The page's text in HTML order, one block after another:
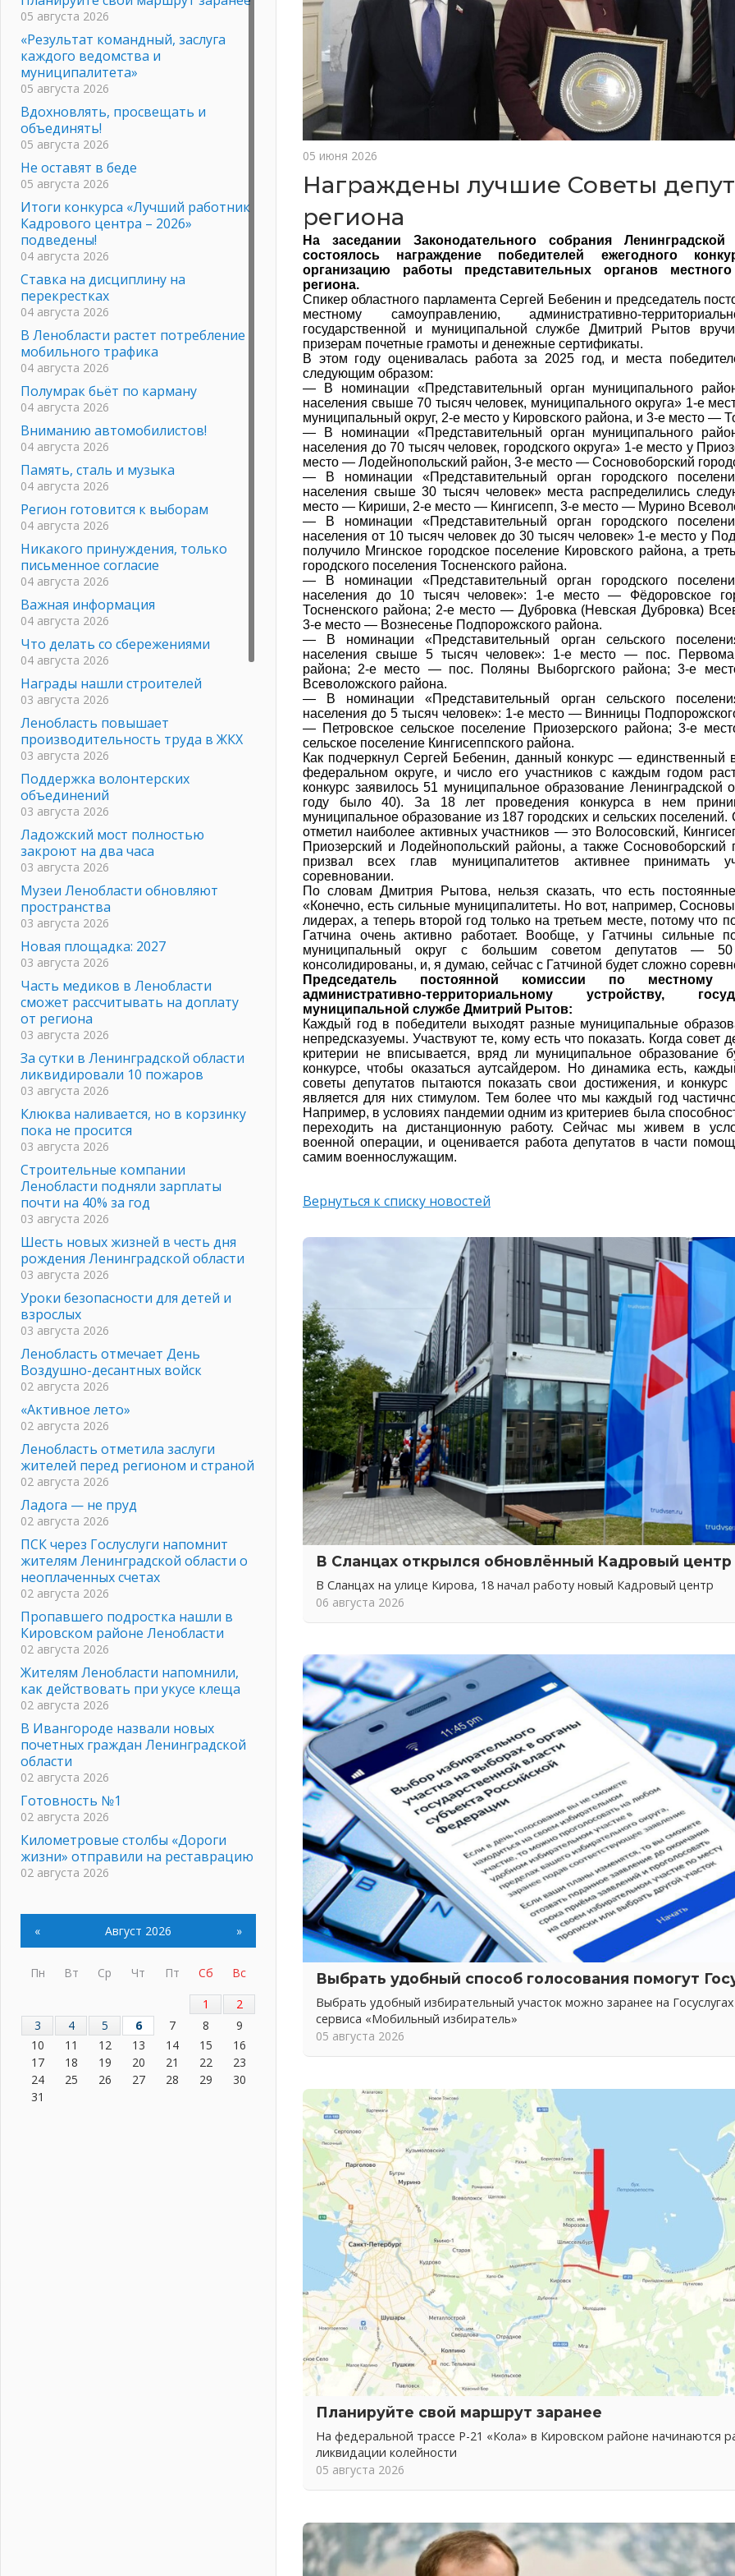
05 июня 2026
Награждены лучшие Советы
региона
На заседании Законодательного собрания
состоялось награждение победителей ежегодного
организацию работы представительных органов
региона.
Спикер областного парламента Сергей Бебенин и председатель
местному самоуправлению, административно-
государственной и муниципальной службе Дмитрий Рытов
призерам почетные грамоты и денежные сертификаты.
В этом году оценивалась работа за 2025 год, и места
следующим образом:
— В номинации «Представительный орган муниципального
населения свыше 70 тысяч человек, муниципального округа» 1-е
муниципальный округ, 2-е место у Кировского района, и 3-е место —
— В номинации «Представительный орган муниципального
населения до 70 тысяч человек, городского округа» 1-е место у
место — Лодейнопольский район, 3-е место — Сосновоборский
— В номинации «Представительный орган городского
населения свыше 30 тысяч человек» места распределились
место — Кириши, 2-е место — Кингисепп, 3-е место — Мурино
— В номинации «Представительный орган городского
населения от 10 тысяч человек до 30 тысяч человек» 1-е место у
получило Мгинское городское поселение Кировского района, а
городского поселения Тосненского района.
— В номинации «Представительный орган городского
населения до 10 тысяч человек»: 1-е место — Фёдоровское
Тосненского района; 2-е место — Дубровка (Невская Дубровка)
3-е место — Вознесенье Подпорожского района.
— В номинации «Представительный орган сельского
населения свыше 5 тысяч человек»: 1-е место — пос.
района; 2-е место — пос. Поляны Выборгского района; 3-е
Всеволожского района.
— В номинации «Представительный орган сельского
населения до 5 тысяч человек»: 1-е место — Винницы
— Петровское сельское поселение Приозерского района; 3-е
сельское поселение Кингисеппского района.
Как подчеркнул Сергей Бебенин, данный конкурс — единственный
федеральном округе, и число его участников с каждым годом
конкурс заявилось 51 муниципальное образование Ленинградской
году было 40). За 18 лет проведения конкурса в нем
муниципальное образование из 187 городских и сельских
отметил наиболее активных участников — это Волосовский,
Приозерский и Лодейнопольский районы, а также Сосновоборский
призвал всех глав муниципалитетов активнее принимать
соревновании.
По словам Дмитрия Рытова, нельзя сказать, что есть
«Конечно, есть сильные муниципалитеты. Но вот, например,
лидерах, а теперь второй год только на третьем месте, потому что
Гатчина очень активно работает. Вообще, у Гатчины сильные
муниципальный округ с большим советом депутатов — 50
консолидированы, и, я думаю, сейчас с Гатчиной будет сложно
Председатель постоянной комиссии по местному
административно-территориальному устройству,
муниципальной службе Дмитрий Рытов:
Каждый год в победители выходят разные муниципальные
непредсказуемы. Участвуют те, кому есть что показать. Когда совет
критерии не вписывается, вряд ли муниципальное образование
конкурсе, чтобы оказаться аутсайдером. Но динамика есть,
советы депутатов пытаются показать свои достижения, и конкурс
является для них стимулом. Тем более что мы каждый год
Например, в условиях пандемии одним из критериев была
переходить на дистанционную работу. Сейчас мы живем в
военной операции, и оценивается работа депутатов в части
самим военнослужащим.
Вернуться к списку новостей
В Сланцах открылся обновлённый Кадровый центр
В Сланцах на улице Кирова, 18 начал работу новый Кадровый центр
06 августа 2026
Выбрать удобный способ голосования помогут
Выбрать удобный избирательный участок можно заранее на
сервиса «Мобильный избиратель»
05 августа 2026
Планируйте свой маршрут заранее
На федеральной трассе Р-21 «Кола» в Кировском районе начинаются
ликвидации колейности
05 августа 2026
05 августа 2026
«Результат командный, заслуга
каждого ведомства и
муниципалитета»
05 августа 2026
Вдохновлять, просвещать и
объединять!
05 августа 2026
Не оставят в беде
05 августа 2026
Итоги конкурса «Лучший работник
Кадрового центра – 2026»
подведены!
04 августа 2026
Ставка на дисциплину на
перекрестках
04 августа 2026
В Ленобласти растет потребление
мобильного трафика
04 августа 2026
Полумрак бьёт по карману
04 августа 2026
Вниманию автомобилистов!
04 августа 2026
Память, сталь и музыка
04 августа 2026
Регион готовится к выборам
04 августа 2026
Никакого принуждения, только
письменное согласие
04 августа 2026
Важная информация
04 августа 2026
Что делать со сбережениями
04 августа 2026
Награды нашли строителей
03 августа 2026
Ленобласть повышает
производительность труда в ЖКХ
03 августа 2026
Поддержка волонтерских
объединений
03 августа 2026
Ладожский мост полностью
закроют на два часа
03 августа 2026
Музеи Ленобласти обновляют
пространства
03 августа 2026
Новая площадка: 2027
03 августа 2026
Часть медиков в Ленобласти
сможет рассчитывать на доплату
от региона
03 августа 2026
За сутки в Ленинградской области
ликвидировали 10 пожаров
03 августа 2026
Клюква наливается, но в корзинку
пока не просится
03 августа 2026
Строительные компании
Ленобласти подняли зарплаты
почти на 40% за год
03 августа 2026
Шесть новых жизней в честь дня
рождения Ленинградской области
03 августа 2026
Уроки безопасности для детей и
взрослых
03 августа 2026
Ленобласть отмечает День
Воздушно-десантных войск
02 августа 2026
«Активное лето»
02 августа 2026
Ленобласть отметила заслуги
жителей перед регионом и страной
02 августа 2026
Ладога — не пруд
02 августа 2026
ПСК через Гослуслуги напомнит
жителям Ленинградской области о
неоплаченных счетах
02 августа 2026
Пропавшего подростка нашли в
Кировском районе Ленобласти
02 августа 2026
Жителям Ленобласти напомнили,
как действовать при укусе клеща
02 августа 2026
В Ивангороде назвали новых
почетных граждан Ленинградской
области
02 августа 2026
Готовность №1
02 августа 2026
Километровые столбы «Дороги
жизни» отправили на реставрацию
02 августа 2026
подготовку операторов БПЛА
02 августа 2026
В Ивангороде появилась
«Избушка-воробушка»
02 августа 2026
Юхла, мука, кантеле и Водяной
01 августа 2026
Лето катится с горки
01 августа 2026
В Ленобласти открылась
экспозиция к 150-летию Билибина
« Август 2026 »
Пн Вт Ср Чт Пт Сб
Вс
1
2
3
4 5 6 7 8
9
10
11 12 13 14 15
16
17
18 19 20 21 22
23
24
25 26 27 28 29
30
31